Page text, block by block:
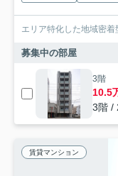
エリア特化した地域密
募集中の部屋
3階
10.5
3階 /
賃貸マンション